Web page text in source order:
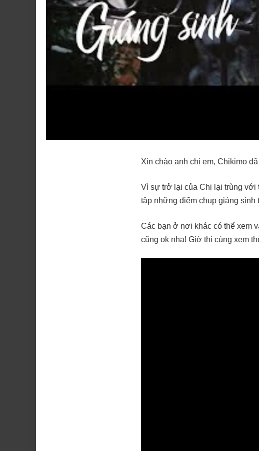
Xin chào anh chị em, Chikimo
Vì sự trở lại của Chi lại trùng với
tập những điểm chụp giáng sinh
Các bạn ở nơi khác có thể xem
cũng ok nha! Giờ thì cùng xem